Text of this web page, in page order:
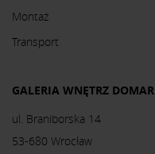
Montaż
Transport
GALERIA WNĘTRZ DOMAR
ul. Braniborska 14
53-680 Wrocław